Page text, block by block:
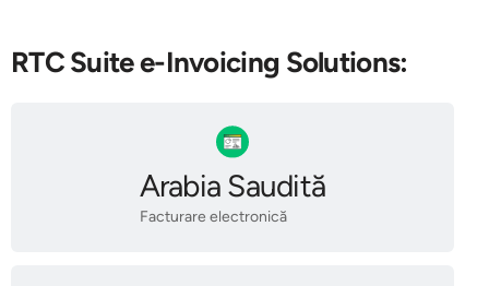
RTC Suite e-Invoicing Solutions:
Arabia Saudită
Facturare electronică